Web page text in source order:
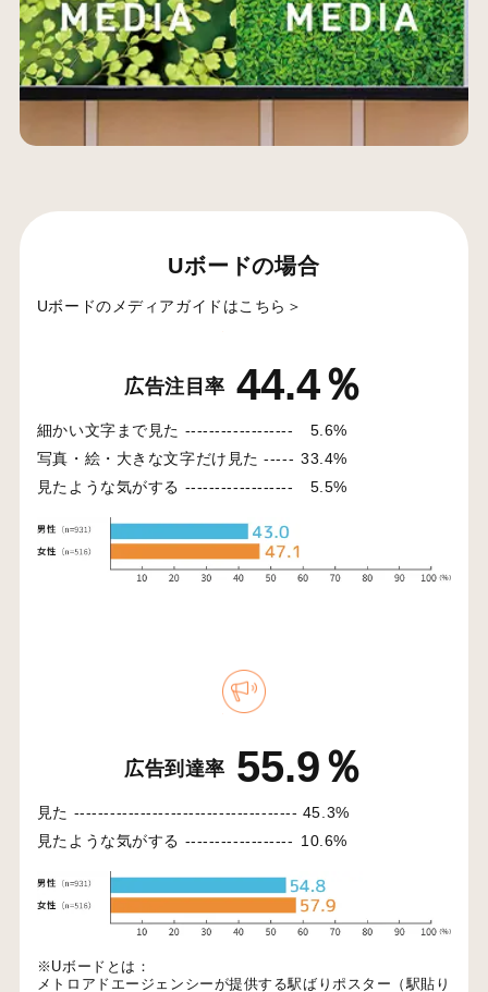
Uボードの場合
Uボードのメディアガイドはこちら＞
広告注目率 44.4％
細かい文字まで見た ------------------
5.6%
写真・絵・大きな文字だけ見た ----- 33.4%
見たような気がする ------------------
5.5%
広告到達率 55.9％
見た ------------------------------------- 45.3%
見たような気がする ------------------ 10.6%
※Uボードとは：
メトロアドエージェンシーが提供する駅ばりポスター（駅貼り